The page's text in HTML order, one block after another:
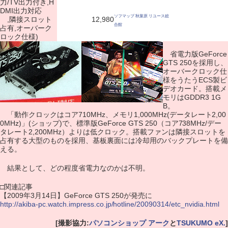
力/TV出力付き,H
DMI出力対応
,隣接スロット
占有,オーバーク
ロック仕様)
12,980ソフマップ 秋葉原 リユース総
合館
省電力版GeForce
GTS 250を採用し、
オーバークロック仕
様をうたうECS製ビ
デオカード。搭載メ
モリはGDDR3 1G
B。
「動作クロックはコア710MHz、メモリ1,000MHz(データレート2,00
0MHz)」(ショップ)で、標準版GeForce GTS 250（コア738MHz/デー
タレート2,200MHz）よりは低クロック。搭載ファンは隣接スロットを
占有する大型のものを採用、基板裏面には冷却用のバックプレートを備
える。
結果として、どの程度省電力なのかは不明。
□関連記事
【2009年3月14日】GeForce GTS 250が発売に
http://akiba-pc.watch.impress.co.jp/hotline/20090314/etc_nvidia.html
[撮影協力:パソコンショップ アーク とTSUKUMO eX.]